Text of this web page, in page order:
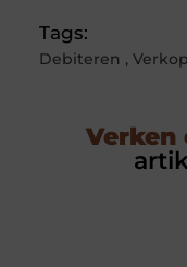
Tags:
Debiteren ,
Verken